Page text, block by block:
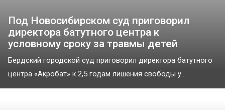
Под Новосибирском суд приговорил
директора батутного центра к
условному сроку за травмы детей
Бердский городской суд приговорил директора батутного
центра «Акробат» к 2,5 годам лишения свободы у...